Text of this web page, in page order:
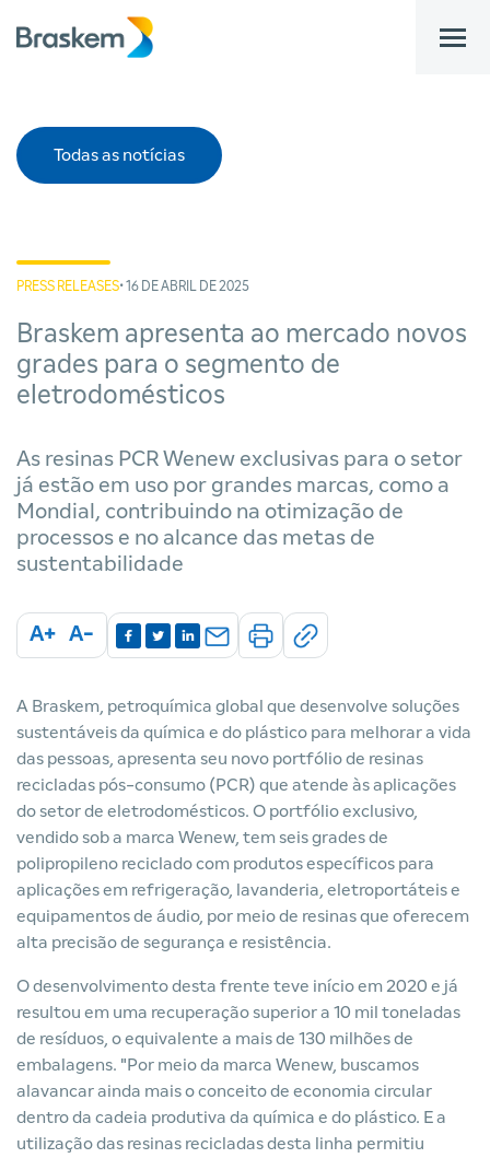
bar
Todas as notícias
PRESS RELEASES• 16 DE ABRIL DE 2025
Braskem apresenta ao mercado novos
grades para o segmento de
eletrodomésticos
As resinas PCR Wenew exclusivas para o setor
já estão em uso por grandes marcas, como a
Mondial, contribuindo na otimização de
processos e no alcance das metas de
sustentabilidade
A+ A-
A Braskem, petroquímica global que desenvolve soluções
sustentáveis da química e do plástico para melhorar a vida
das pessoas, apresenta seu novo portfólio de resinas
recicladas pós-consumo (PCR) que atende às aplicações
do setor de eletrodomésticos. O portfólio exclusivo,
vendido sob a marca Wenew, tem seis grades de
polipropileno reciclado com produtos específicos para
aplicações em refrigeração, lavanderia, eletroportáteis e
equipamentos de áudio, por meio de resinas que oferecem
alta precisão de segurança e resistência.
O desenvolvimento desta frente teve início em 2020 e já
resultou em uma recuperação superior a 10 mil toneladas
de resíduos, o equivalente a mais de 130 milhões de
embalagens. "Por meio da marca Wenew, buscamos
alavancar ainda mais o conceito de economia circular
dentro da cadeia produtiva da química e do plástico. E a
utilização das resinas recicladas desta linha permitiu